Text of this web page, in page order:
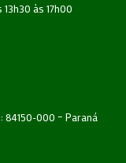
às 17h00
84150-000 – Paraná